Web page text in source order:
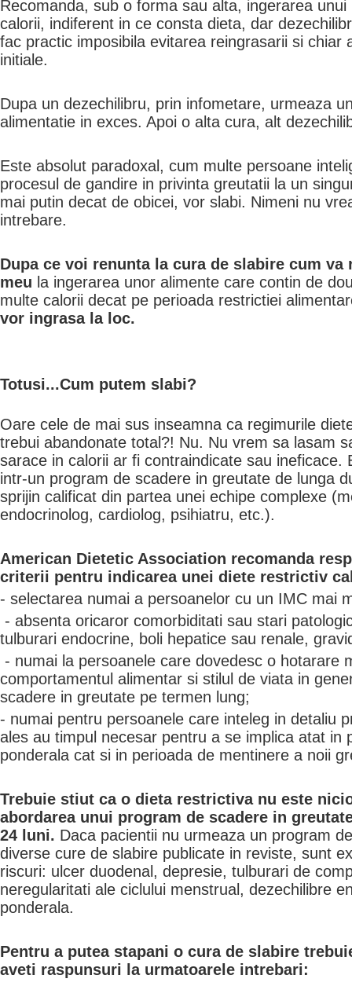
Recomanda, sub o forma sau alta, ingerarea
calorii, in­­diferent in ce consta dieta, dar
fac practic imposibila evitarea reingrasarii si chiar
initiale.
Dupa un dezechilibru, prin infometare, urmeaza
alimentatie in exces. Apoi o alta cura, alt
Este absolut paradoxal, cum multe persoane
procesul de gandire in privinta greutatii la un
mai putin decat de obicei, vor slabi. Nimeni nu
intrebare.
Dupa ce voi renunta la cura de slabire cum
meu la ingerarea unor ali­men­te care contin de
multe calorii decat pe perioada restrictiei
vor ingrasa la loc.
Totusi...Cum putem slabi?
Oare cele de mai sus inseamna ca regimurile
trebui abandonate total?! Nu. Nu vrem sa lasam
sarace in calorii ar fi contraindicate sau ineficace.
intr-un program de scadere in gre­u­ta­te de lunga
sprijin calificat din partea unei echipe complexe
endocrinolog, cardiolog, psihiatru, etc.).
American Dietetic Association recomanda
criterii pentru indicarea unei diete restrictiv
- selectarea numai a persoanelor cu un IMC mai
- absenta oricaror comorbiditati sau stari
tulburari endocrine, boli hepatice sau renale,
- numai la persoanele care dovedesc o hotarare
comportamentul alimentar si stilul de viata in
scadere in greutate pe termen lung;
- numai pentru persoanele care inteleg in detaliu
ales au timpul necesar pentru a se implica atat in
ponderala cat si in perioada de mentinere a noii
Trebuie stiut ca o dieta restrictiva nu este
abordarea unui program de scadere in
24 luni. Daca pacientii nu urmeaza un program
diverse cure de slabire publicate in reviste, sunt
riscuri: ulcer duodenal, depresie, tulburari de
neregularitati ale ciclului menstrual, dezechilibre
ponderala.
Pentru a putea stapani o cura de slabire
aveti raspunsuri la urmatoarele intrebari: